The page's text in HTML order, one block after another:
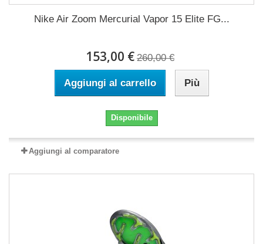
Nike Air Zoom Mercurial Vapor 15 Elite FG...
153,00 € 260,00 €
Aggiungi al carrello Più
Disponibile
Aggiungi al comparatore